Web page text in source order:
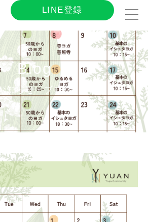
LINE登録
Blog
お知らせ・ブログ